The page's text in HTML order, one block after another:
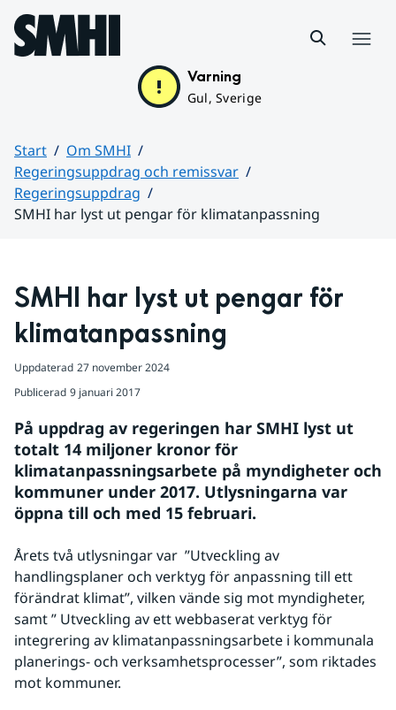
Hoppa till sidans innehåll
Varning
Gul, Sverige
Start
Om SMHI
Regeringsuppdrag och remissvar
Regeringsuppdrag
SMHI har lyst ut pengar för klimatanpassning
SMHI har lyst ut pengar för
klimatanpassning
Uppdaterad 27 november 2024
Publicerad 9 januari 2017
På uppdrag av regeringen har SMHI lyst ut
totalt 14 miljoner kronor för
klimatanpassningsarbete på myndigheter och
kommuner under 2017. Utlysningarna var
öppna till och med 15 februari.
Årets två utlysningar var  ”Utveckling av
handlingsplaner och verktyg för anpassning till ett
förändrat klimat”, vilken vände sig mot myndigheter,
samt ” Utveckling av ett webbaserat verktyg för
integrering av klimatanpassningsarbete i kommunala
planerings- och verksamhetsprocesser”, som riktades
mot kommuner.